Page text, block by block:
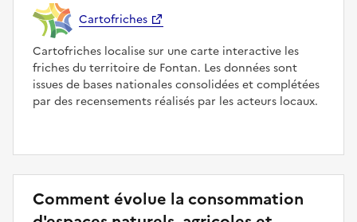
Cartofriches
Cartofriches localise sur une carte interactive les
friches du territoire de Fontan. Les données sont
issues de bases nationales consolidées et complétées
par des recensements réalisés par les acteurs locaux.
Comment évolue la consommation